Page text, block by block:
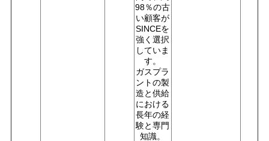
98％の古
い顧客が
SINCEを
強く選択
していま
す。
ガスプラ
ントの製
造と供給
における
長年の経
験と専門
知識。